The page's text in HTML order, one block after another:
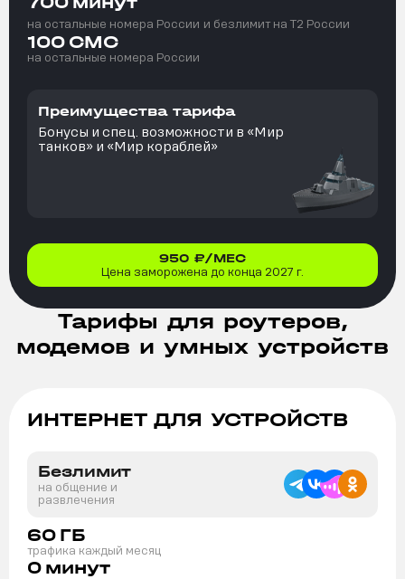
на остальные номера России и безлимит на T2 России
100 СМС
на остальные номера России
Преимущества тарифа
Бонусы и спец. возможности в «Мир
танков» и «Мир кораблей»
950 ₽/МЕС
Цена заморожена до конца 2027 г.
Тарифы для роутеров,
модемов и умных устройств
ИНТЕРНЕТ ДЛЯ УСТРОЙСТВ
Безлимит
на общение и
развлечения
60 ГБ
трафика каждый месяц
0 минут